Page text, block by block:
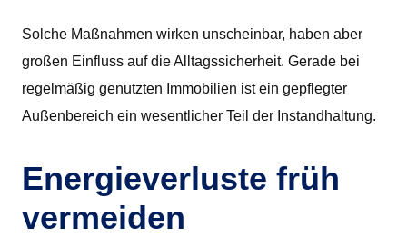
Solche Maßnahmen wirken unscheinbar, haben aber
großen Einfluss auf die Alltagssicherheit. Gerade bei
regelmäßig genutzten Immobilien ist ein gepflegter
Außenbereich ein wesentlicher Teil der Instandhaltung.
Energieverluste früh
vermeiden